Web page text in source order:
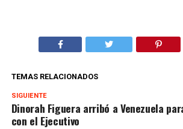
TEMAS RELACIONADOS
SIGUIENTE
Dinorah Figuera arribó a Venezuela
con el Ejecutivo